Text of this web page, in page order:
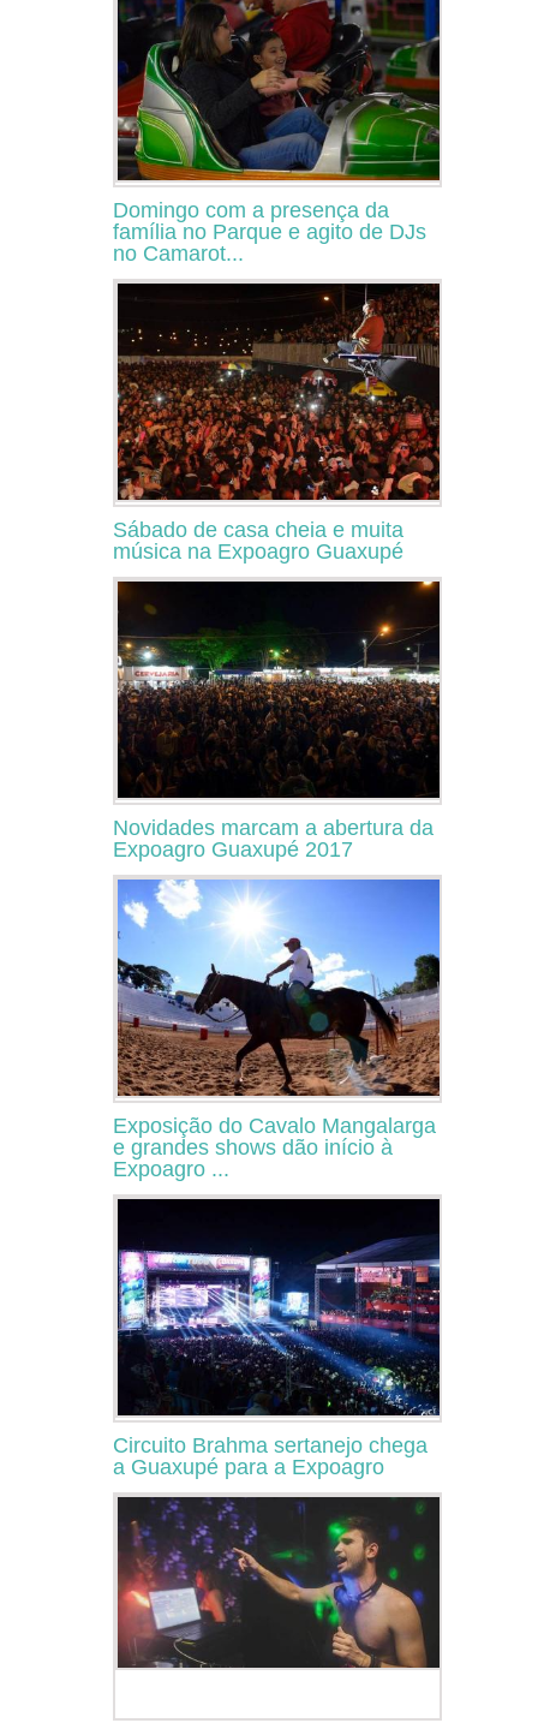
Domingo com a presença da
família no Parque e agito de DJs
no Camarot...
Sábado de casa cheia e muita
música na Expoagro Guaxupé
Novidades marcam a abertura da
Expoagro Guaxupé 2017
Exposição do Cavalo Mangalarga
e grandes shows dão início à
Expoagro ...
Circuito Brahma sertanejo chega
a Guaxupé para a Expoagro